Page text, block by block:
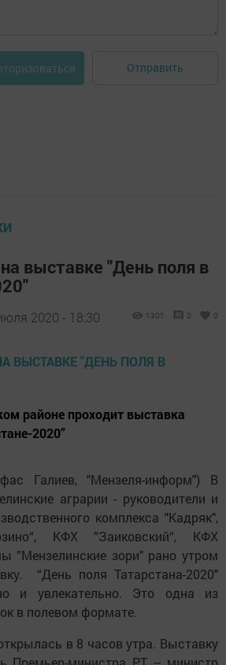
Отправить
выставке "День поля в
2020 - 18:30 1301 0 0
районе проходит выставка
2020”
Галиев, "Мензеля-информ") В
аграрии - руководители и
комплекса "Кадряк",
КФХ ”Заиковский“, КФХ
”Мензелинские зори" рано утром
“День поля Татарстана-2020"
и увлекательно. Это одна из
в полевом формате.
в 8 часов утра. Выставку